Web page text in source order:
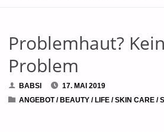
Problemhaut? Kein
Problem
BABSI
17. MAI 2019
ANGEBOT/ BEAUTY / LIFE /SKIN CARE /